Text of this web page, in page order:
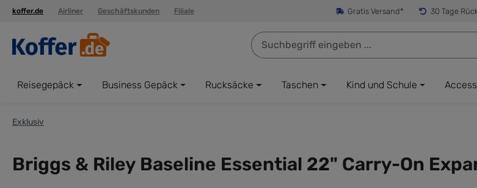
Zur Hauptnavigation springen
koffer.de Airliner Geschäftskunden Filiale Gratis Versand* 30 Tage
Reisegepäck Business Gepäck Rucksäcke Taschen Kind und Schule
Exklusiv
Briggs & Riley Baseline Essential 22" Carry-On